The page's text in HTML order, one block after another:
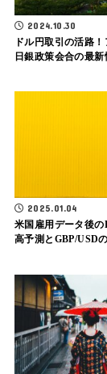
2024.10.30
ドル円取引の活路
日銀政策会合の最
2025.01.04
米国雇用データ後
高予測とGBP/USD